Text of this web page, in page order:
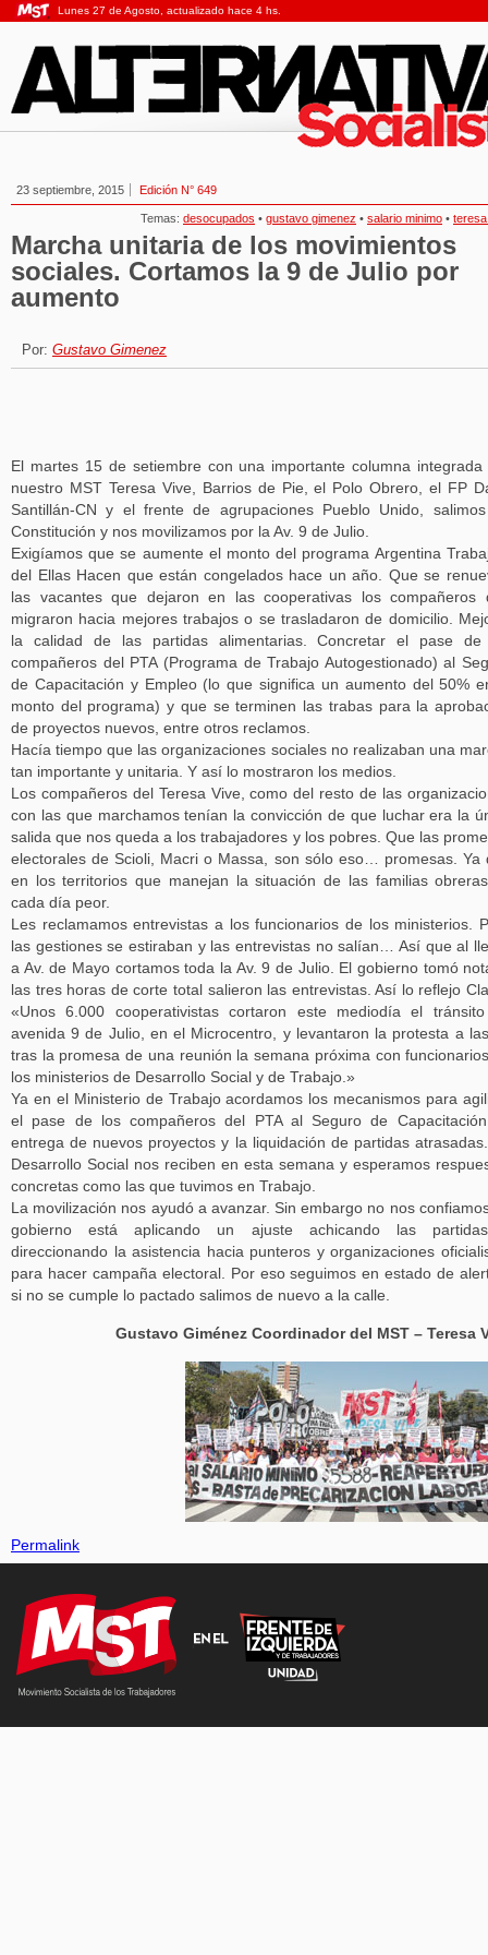
Lunes 27 de Agosto, actualizado hace 4 hs.
23 septiembre, 2015 Edición N° 649
Temas: desocupados • gustavo gimenez • salario minimo •
Marcha unitaria de los movimientos
sociales. Cortamos la 9 de Julio por
aumento
Por: Gustavo Gimenez
El martes 15 de setiembre con una importante columna integrada
nuestro MST Teresa Vive, Barrios de Pie, el Polo Obrero, el FP
Santillán-CN y el frente de agrupaciones Pueblo Unido,
Constitución y nos movilizamos por la Av. 9 de Julio.
Exigíamos que se aumente el monto del programa Argentina
del Ellas Hacen que están congelados hace un año. Que se
las vacantes que dejaron en las cooperativas los compañeros
migraron hacia mejores trabajos o se trasladaron de domicilio.
la calidad de las partidas alimentarias. Concretar el pase de
compañeros del PTA (Programa de Trabajo Autogestionado) al
de Capacitación y Empleo (lo que significa un aumento del 50%
monto del programa) y que se terminen las trabas para la
de proyectos nuevos, entre otros reclamos.
Hacía tiempo que las organizaciones sociales no realizaban una
tan importante y unitaria. Y así lo mostraron los medios.
Los compañeros del Teresa Vive, como del resto de las
con las que marchamos tenían la convicción de que luchar era la
salida que nos queda a los trabajadores y los pobres. Que las
electorales de Scioli, Macri o Massa, son sólo eso… promesas. Ya
en los territorios que manejan la situación de las familias
cada día peor.
Les reclamamos entrevistas a los funcionarios de los ministerios.
las gestiones se estiraban y las entrevistas no salían… Así que al
a Av. de Mayo cortamos toda la Av. 9 de Julio. El gobierno tomó
las tres horas de corte total salieron las entrevistas. Así lo reflejo
«Unos 6.000 cooperativistas cortaron este mediodía el
avenida 9 de Julio, en el Microcentro, y levantaron la protesta a
tras la promesa de una reunión la semana próxima con
los ministerios de Desarrollo Social y de Trabajo.»
Ya en el Ministerio de Trabajo acordamos los mecanismos para
el pase de los compañeros del PTA al Seguro de
entrega de nuevos proyectos y la liquidación de partidas
Desarrollo Social nos reciben en esta semana y esperamos
concretas como las que tuvimos en Trabajo.
La movilización nos ayudó a avanzar. Sin embargo no nos
gobierno está aplicando un ajuste achicando las
direccionando la asistencia hacia punteros y organizaciones
para hacer campaña electoral. Por eso seguimos en estado de
si no se cumple lo pactado salimos de nuevo a la calle.
Gustavo Giménez Coordinador del MST – Teresa
Permalink